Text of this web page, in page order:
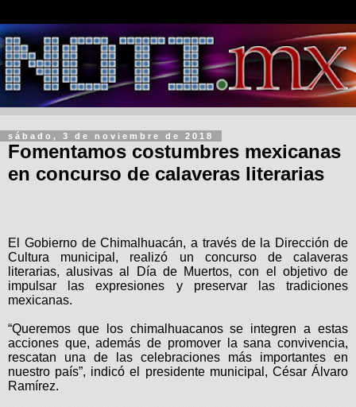
sábado, 3 de noviembre de 2018
Fomentamos costumbres mexicanas
en concurso de calaveras literarias
El Gobierno de Chimalhuacán, a través de la Dirección de
Cultura municipal, realizó un concurso de calaveras
literarias, alusivas al Día de Muertos, con el objetivo de
impulsar las expresiones y preservar las tradiciones
mexicanas.
“Queremos que los chimalhuacanos se integren a estas
acciones que, además de promover la sana convivencia,
rescatan una de las celebraciones más importantes en
nuestro país”, indicó el presidente municipal, César Álvaro
Ramírez.